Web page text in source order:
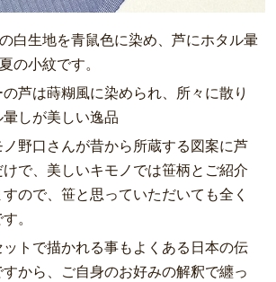
白生地を青鼠色に染め、芦にホタル暈
の小紋です。
芦は蒔糊風に染められ、所々に散り
しが美しい逸品
野口さんが昔から所蔵する図案に芦
で、美しいキモノでは笹柄とご紹介
ので、笹と思っていただいても全く
。
ットで描かれる事もよくある日本の伝
から、ご自身のお好みの解釈で纏っ